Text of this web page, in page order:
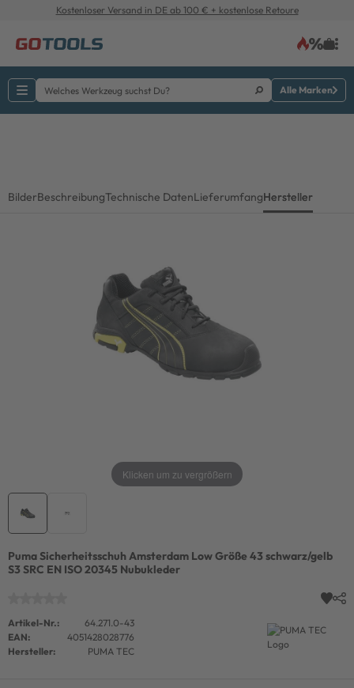
Kostenloser Versand in DE ab 100 € + kostenlose Retoure
Alle Marken
BilderBeschreibungTechnische DatenLieferumfangHersteller
Klicken um zu vergrößern
Puma Sicherheitsschuh Amsterdam Low Größe 43 schwarz/gelb
S3 SRC EN ISO 20345 Nubukleder
Artikel-Nr.:
64.271.0-43
EAN:
4051428028776
Hersteller:
PUMA TEC